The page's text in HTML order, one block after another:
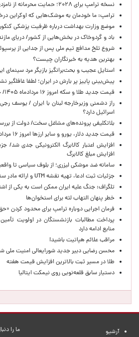
نسخه ترامپ برای ۲۰۲۸؛ حمایت محرمانه از نامزدی جی‌دی ونس
ترامپ: ما خودمان به موشک‌هایی که اوکراین
موضع وزارت بهداشت درباره ظرفیت پزشکی کنکور
باد و گردوخاک در بخش‌هایی از کشور/ دریای
شروع تلخ مدافع تیم ملی پس از جدایی از
بهترین هدیه به خبرنگاران چیست؟
استایل عجیب و بحث‌برانگیز بازیگر مرد سینمای
پیش‌بینی پاییز پر بارش در ایران؛ لطفا غافلگیر
قیمت جدید طلا و سکه امروز ۱۶ مردادماه ۱۴۰۵/ جدول
راز دشمنی وزیرخارجه لبنان با ایران / یوسف
اسرائیل دارد؟
بلاتکلیفی پرونده‌های مشاغل سخت/ دولت از
قیمت جدید دلار، یورو و سایر ارزها امروز ۱۶ مردادماه ۱۴۰۵/ جدول
افزایش اعتبار کالابرگ الکترونیکی جدی شد/
افزایش مبلغ کالابرگ
سامانه ضد موشکی لیزری؛ از بلوف سیاسی تا
جزئیات ثبت ادعا، تهیه نقشه UTM و ارائه مادر سند اعلام شد
تلگراف: جنگ علیه ایران ممکن است به یکی از
خطر پنهان التهاب لثه برای استخوان‌ها
فرمان اجرایی دوباره ترامپ برای محدود کردن
پرداخت مطالبات بازنشستگان در اولویت
منابع ادامه دارد
مراقب علائم هپاتیت باشید!
محسن رضایی دبیر جدید شورایعالی امنیت ملی
طلا در مسیر ثبت بالاترین افزایش قیمت هفته
دستیار سابق قلعه‌نویی روی نیمکت ایتالیا
آرشیو ما را